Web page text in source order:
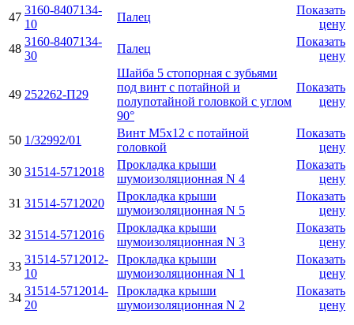
47
3160-8407134-
10
Палец
Показать
цену
48
3160-8407134-
30
Палец
Показать
цену
49 252262-П29
Шайба 5 стопорная с зубьями
под винт с потайной и
полупотайной головкой с углом
90°
Показать
цену
50 1/32992/01
Винт М5х12 с потайной
головкой
Показать
цену
30 31514-5712018
Прокладка крыши
шумоизоляционная N 4
Показать
цену
31 31514-5712020
Прокладка крыши
шумоизоляционная N 5
Показать
цену
32 31514-5712016
Прокладка крыши
шумоизоляционная N 3
Показать
цену
33
31514-5712012-
10
Прокладка крыши
шумоизоляционная N 1
Показать
цену
34
31514-5712014-
20
Прокладка крыши
шумоизоляционная N 2
Показать
цену